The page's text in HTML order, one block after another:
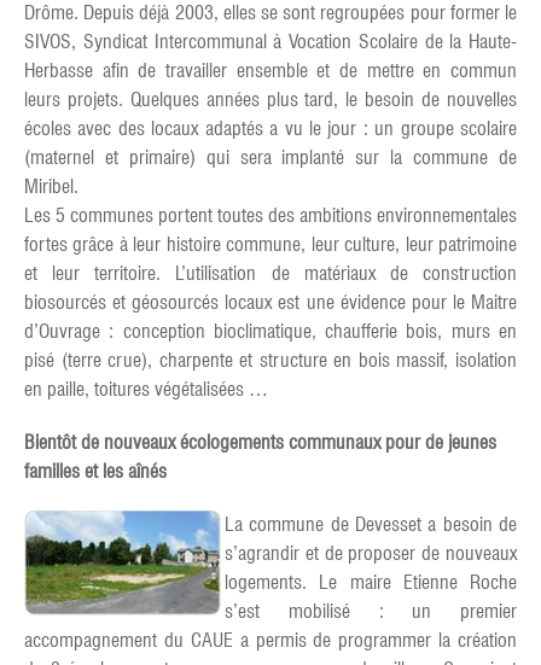
Drôme. Depuis déjà 2003, elles se sont regroupées pour former le
SIVOS, Syndicat Intercommunal à Vocation Scolaire de la Haute-
Herbasse afin de travailler ensemble et de mettre en commun
leurs projets. Quelques années plus tard, le besoin de nouvelles
écoles avec des locaux adaptés a vu le jour : un groupe scolaire
(maternel et primaire) qui sera implanté sur la commune de
Miribel.
Les 5 communes portent toutes des ambitions environnementales
fortes grâce à leur histoire commune, leur culture, leur patrimoine
et leur territoire. L’utilisation de matériaux de construction
biosourcés et géosourcés locaux est une évidence pour le Maitre
d’Ouvrage : conception bioclimatique, chaufferie bois, murs en
pisé (terre crue), charpente et structure en bois massif, isolation
en paille, toitures végétalisées …
Bientôt de nouveaux écologements communaux pour de jeunes
familles et les aînés
La commune de Devesset a besoin de
s’agrandir et de proposer de nouveaux
logements. Le maire Etienne Roche
s’est mobilisé : un premier
accompagnement du CAUE a permis de programmer la création